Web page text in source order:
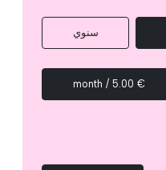
سنوي
€ 5.00 / month